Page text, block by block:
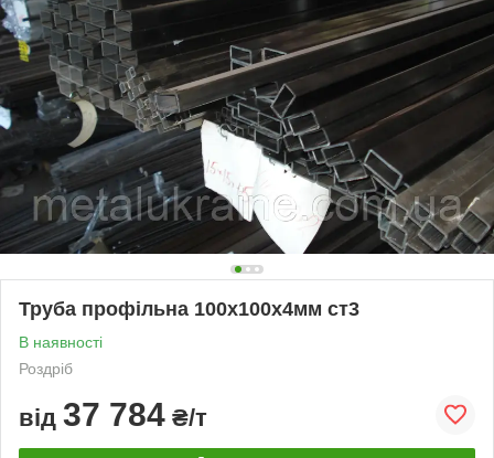
Труба профільна 100х100х4мм ст3
В наявності
Роздріб
від 37 784 ₴/т